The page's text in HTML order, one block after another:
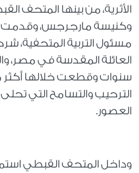
الأثرية، من بينها المتحف
وكنيسة مارجرجس، وقدمت
مسئول التربية المتحفية،
العائلة المقدسة في مصر،
الترحيب والتسامح التي
العصور.
وداخل المتحف القبطي